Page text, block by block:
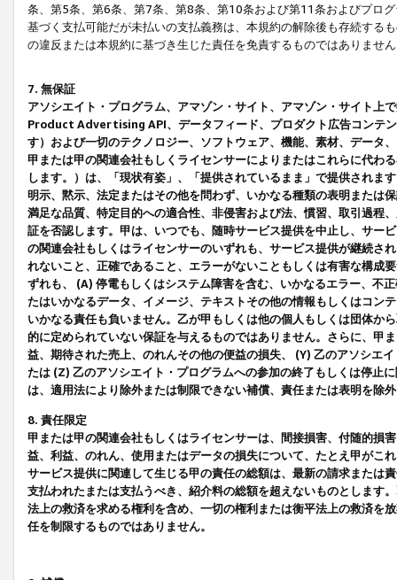
条、第5条、第6条、第7条、第8条、第10条および第11条およびプロ
基づく支払可能だが未払いの支払義務は、本規約の解除後も存続する
の違反または本規約に基づき生じた責任を免責するものではありませ
7. 無保証
アソシエイト・プログラム、アマゾン・サイト、アマゾン・サイト上
Product Advertising API、データフィード、プロダクト広告コンテ
す）および一切のテクノロジー、ソフトウェア、機能、素材、データ
甲または甲の関連会社もしくライセンサーによりまたはこれらに代わ
します。）は、「現状有姿」、「提供されているまま」で提供されま
明示、黙示、法定またはその他を問わず、いかなる種類の表明または
満足な品質、特定目的への適合性、非侵害および法、慣習、取引過程
証を否認します。甲は、いつでも、随時サービス提供を中止し、サー
の関連会社もしくはライセンサーのいずれも、サービス提供が継続さ
れないこと、正確であること、エラーがないこともしくは有害な構成
ずれも、 (A) 停電もしくはシステム障害を含む、いかなるエラー、不
たはいかなるデータ、イメージ、テキストその他の情報もしくはコン
いかなる責任も負いません。乙が甲もしくは他の個人もしくは団体か
的に定められていない保証を与えるものではありません。さらに、甲
益、期待された売上、のれんその他の便益の損失、 (Y) 乙のアソシエ
たは (Z) 乙のアソシエイト・プログラムへの参加の終了もしくは停止
は、適用法により除外または制限できない補償、責任または表明を除
8. 責任限定
甲または甲の関連会社もしくはライセンサーは、間接損害、付随的損
益、利益、のれん、使用またはデータの損失について、たとえ甲がこ
サービス提供に関連して生じる甲の責任の総額は、最新の請求または
支払われたまたは支払うべき、紹介料の総額を超えないものとします
法上の救済を求める権利を含め、一切の権利または衡平法上の救済を
任を制限するものではありません。